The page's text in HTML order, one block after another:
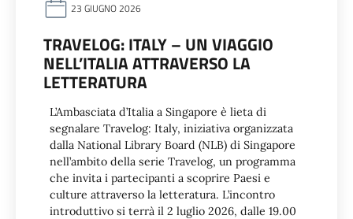
23 GIUGNO 2026
TRAVELOG: ITALY – UN VIAGGIO
NELL’ITALIA ATTRAVERSO LA
LETTERATURA
L’Ambasciata d’Italia a Singapore è lieta di
segnalare Travelog: Italy, iniziativa organizzata
dalla National Library Board (NLB) di Singapore
nell’ambito della serie Travelog, un programma
che invita i partecipanti a scoprire Paesi e
culture attraverso la letteratura. L’incontro
introduttivo si terrà il 2 luglio 2026, dalle 19.00